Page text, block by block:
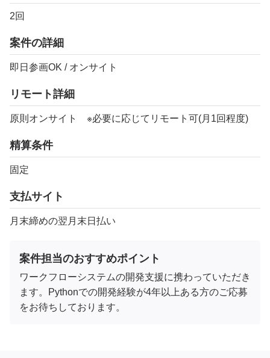
2回
案件の詳細
即日参画OK / オンサイト
リモート詳細
原則オンサイト ※必要に応じてリモート可(月1回程度)
精算条件
固定
支払サイト
月末締めの翌月末日払い
案件担当のおすすめポイント
ワークフローシステムの開発支援に携わっていただき
ます。Pythonでの開発経験が4年以上ある方のご応募
をお待ちしております。